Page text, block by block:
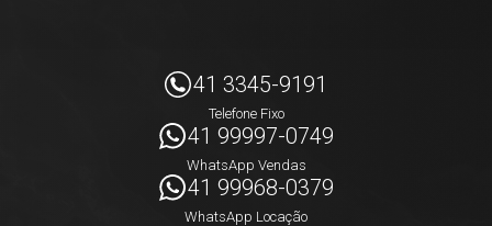
41 3345-9191
Telefone Fixo
41 99997-0749
WhatsApp Vendas
41 99968-0379
WhatsApp Locação